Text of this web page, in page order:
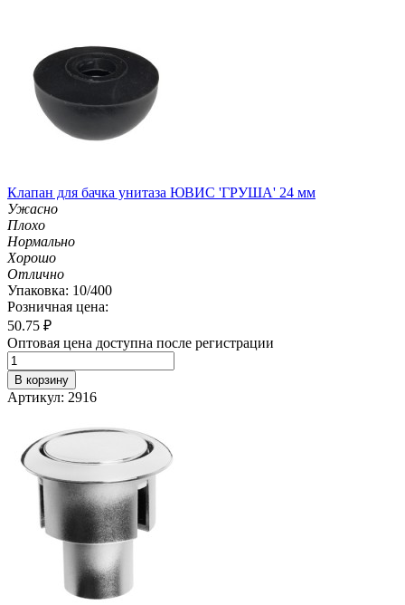
Клапан для бачка унитаза ЮВИС 'ГРУША' 24 мм
Ужасно
Плохо
Нормально
Хорошо
Отлично
Упаковка: 10/400
Розничная цена:
50.75 ₽
Оптовая цена доступна после регистрации
В корзину
Артикул: 2916